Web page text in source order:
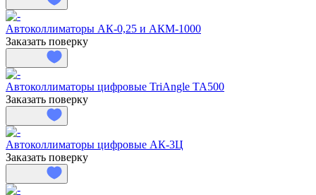
Автоколлиматоры АК-0,25 и АКМ-1000
Заказать поверку
Автоколлиматоры цифровые TriAngle TA500
Заказать поверку
Автоколлиматоры цифровые АК-3Ц
Заказать поверку